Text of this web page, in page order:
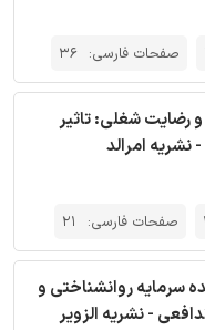
صفحات فارسی: 36
رضایت شغلی: تاثیر
امرالد
صفحات فارسی: 21
سرمایه روانشناختی و
- نشریه الزویر